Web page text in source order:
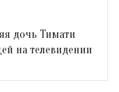
дочь Тимати
на телевидении